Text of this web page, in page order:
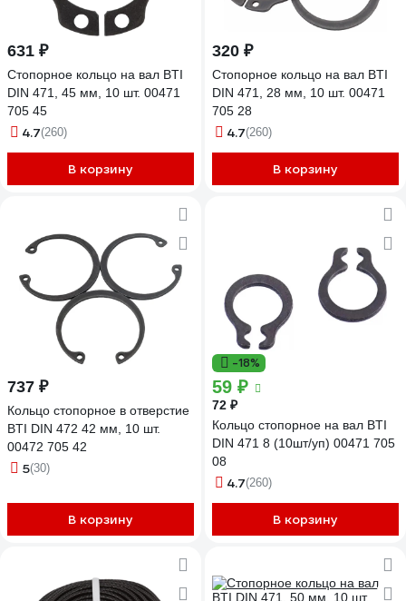
631 ₽
Стопорное кольцо на вал BTI
DIN 471, 45 мм, 10 шт. 00471
705 45
4.7(260)
В корзину
320 ₽
Стопорное кольцо на вал BTI
DIN 471, 28 мм, 10 шт. 00471
705 28
4.7(260)
В корзину
737 ₽
Кольцо стопорное в отверстие
BTI DIN 472 42 мм, 10 шт.
00472 705 42
5(30)
В корзину
-18%
59 ₽
72 ₽
Кольцо стопорное на вал BTI
DIN 471 8 (10шт/уп) 00471 705
08
4.7(260)
В корзину